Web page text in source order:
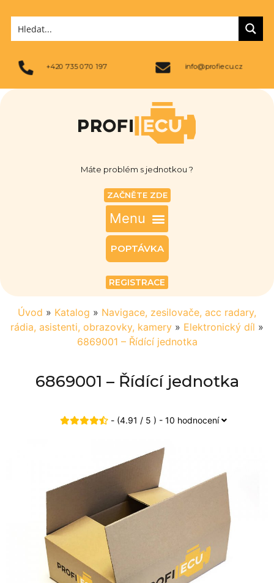
+420 735 070 197 info@profiecu.cz
Máte problém s jednotkou ?
ZAČNĚTE ZDE
POPTÁVKA
REGISTRACE
Úvod » Katalog » Navigace, zesilovače, acc radary,
rádia, asistenti, obrazovky, kamery » Elektronický díl »
6869001 – Řídící jednotka
6869001 – Řídící jednotka
- (4.91 / 5 ) - 10 hodnocení